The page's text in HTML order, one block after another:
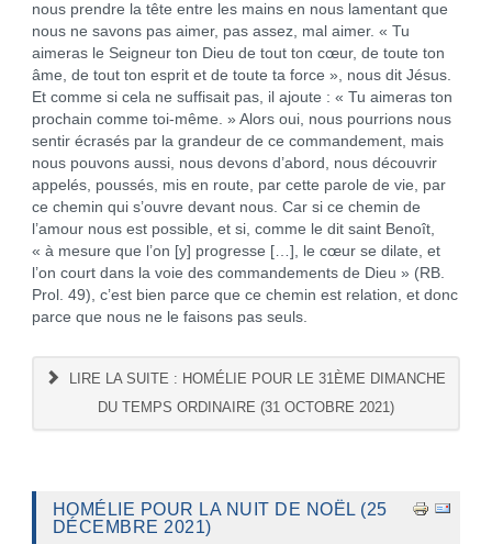
nous prendre la tête entre les mains en nous lamentant que
nous ne savons pas aimer, pas assez, mal aimer. « Tu
aimeras le Seigneur ton Dieu de tout ton cœur, de toute ton
âme, de tout ton esprit et de toute ta force », nous dit Jésus.
Et comme si cela ne suffisait pas, il ajoute : « Tu aimeras ton
prochain comme toi-même. » Alors oui, nous pourrions nous
sentir écrasés par la grandeur de ce commandement, mais
nous pouvons aussi, nous devons d’abord, nous découvrir
appelés, poussés, mis en route, par cette parole de vie, par
ce chemin qui s’ouvre devant nous. Car si ce chemin de
l’amour nous est possible, et si, comme le dit saint Benoît,
« à mesure que l’on [y] progresse […], le cœur se dilate, et
l’on court dans la voie des commandements de Dieu » (RB.
Prol. 49), c’est bien parce que ce chemin est relation, et donc
parce que nous ne le faisons pas seuls.
LIRE LA SUITE : HOMÉLIE POUR LE 31ÈME DIMANCHE
DU TEMPS ORDINAIRE (31 OCTOBRE 2021)
HOMÉLIE POUR LA NUIT DE NOËL (25
DÉCEMBRE 2021)